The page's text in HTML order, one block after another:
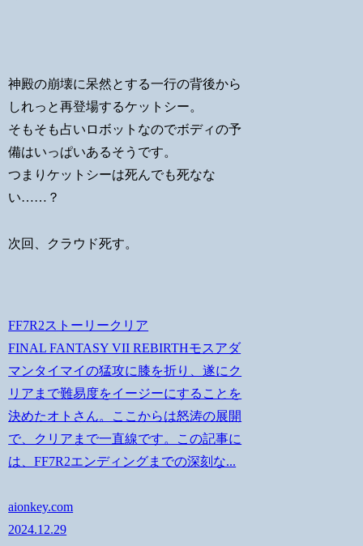
神殿の崩壊に呆然とする一行の背後から
しれっと再登場するケットシー。
そもそも占いロボットなのでボディの予
備はいっぱいあるそうです。
つまりケットシーは死んでも死なな
い……？
次回、クラウド死す。
FF7R2ストーリークリア
FINAL FANTASY VII REBIRTHモスアダ
マンタイマイの猛攻に膝を折り、遂にク
リアまで難易度をイージーにすることを
決めたオトさん。ここからは怒涛の展開
で、クリアまで一直線です。この記事に
は、FF7R2エンディングまでの深刻な...
aionkey.com
2024.12.29